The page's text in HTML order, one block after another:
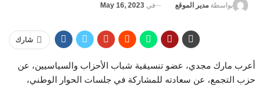
بواسطة مدير الموقع في May 16, 2023
شارك
أعرب مارك مجدي، عضو تنسيقية شباب الأحزاب والسياسيين، عن
حزب التجمع، عن سعادته للمشاركة في جلسات الحوار الوطني،